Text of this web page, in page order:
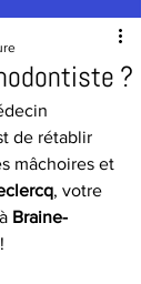
?
de rétablir
mâchoires et
, votre
Braine-